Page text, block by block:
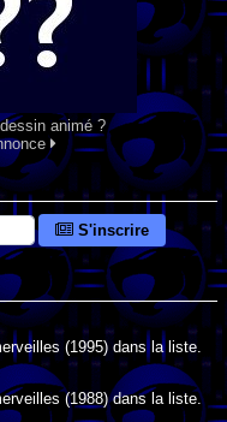
animé ?
S'inscrire
(1995) dans la liste.
(1988) dans la liste.